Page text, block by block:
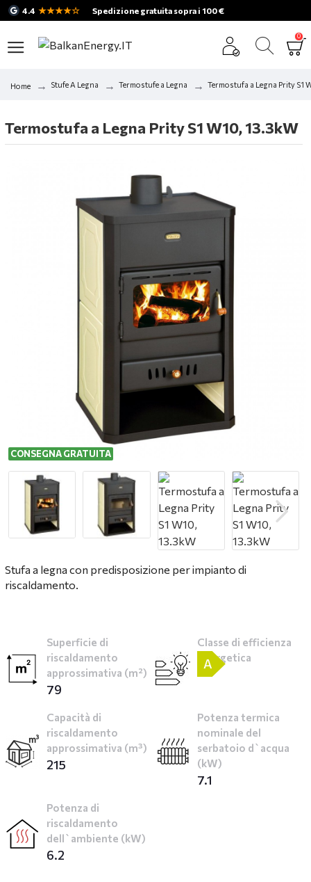
4.4 ★★★★☆ Spedizione gratuita sopra i 100 €
0
Home Stufe A Legna Termostufe a Legna Termostufa a Legna Prity S1
Termostufa a Legna Prity S1 W10, 13.3kW
CONSEGNA GRATUITA
Stufa a legna con predisposizione per impianto di
riscaldamento.
Superficie di
riscaldamento
approssimativa (m²)
79
Classe di efficienza
energetica
A
Capacità di
riscaldamento
approssimativa (m³)
215
Potenza termica
nominale del
serbatoio d`acqua
(kW)
7.1
Potenza di
riscaldamento
dell`ambiente (kW)
6.2